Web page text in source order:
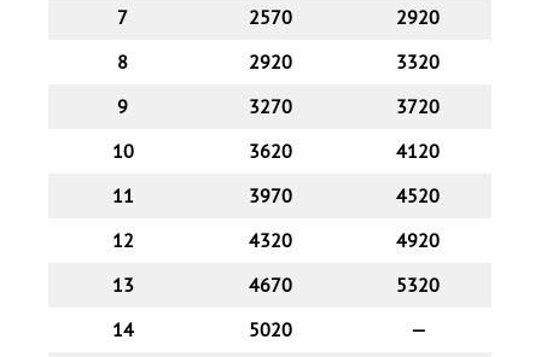
7 2570 2920
8 2920 3320
9 3270 3720
10 3620 4120
11 3970 4520
12 4320 4920
13 4670 5320
14 5020 —